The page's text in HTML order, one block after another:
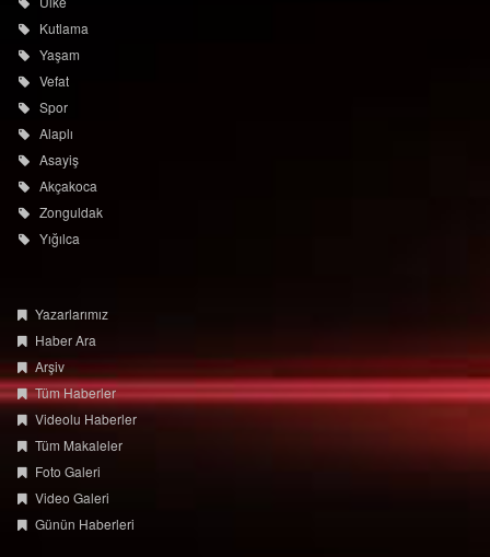
Kutlama
Yaşam
Vefat
Spor
Alaplı
Asayiş
Akçakoca
Zonguldak
Yığılca
Yazarlarımız
Haber Ara
Arşiv
Tüm Haberler
Videolu Haberler
Tüm Makaleler
Foto Galeri
Video Galeri
Günün Haberleri